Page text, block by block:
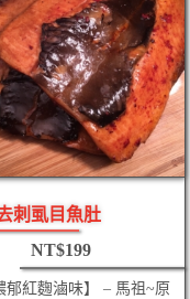
刺虱目魚肚
NT$199
郁紅麴滷味】 – 馬祖~原